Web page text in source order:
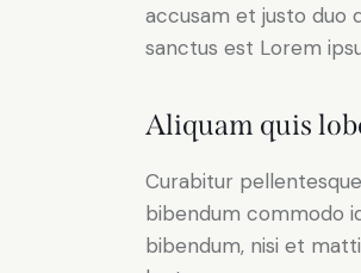
accusam et justo duo
sanctus est Lorem
Aliquam quis
Curabitur
bibendum commodo
bibendum, nisi et